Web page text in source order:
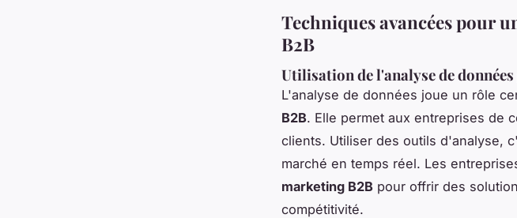
Techniques avancées pour
B2B
Utilisation de l'analyse de
L'analyse de données joue un rôle
B2B. Elle permet aux entreprises de
clients. Utiliser des outils d'analyse,
marché en temps réel. Les
marketing B2B pour offrir des
compétitivité.